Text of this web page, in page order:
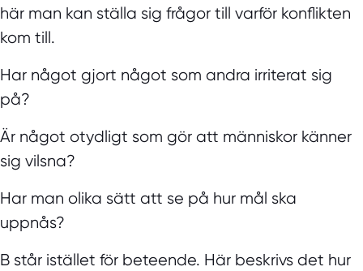
här man kan ställa sig frågor till varför konflikten
kom till.
Har något gjort något som andra irriterat sig
på?
Är något otydligt som gör att människor känner
sig vilsna?
Har man olika sätt att se på hur mål ska
uppnås?
B står istället för beteende. Här beskrivs det hur